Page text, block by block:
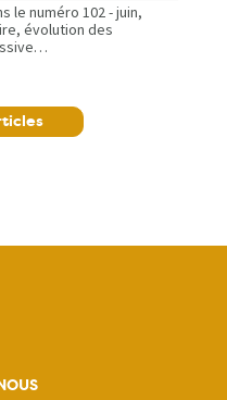
le numéro 102 - juin,
évolution des